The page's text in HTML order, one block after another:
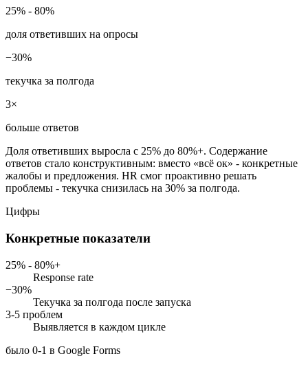
25% - 80%
доля ответивших на опросы
−30%
текучка за полгода
3×
больше ответов
Доля ответивших выросла с 25% до 80%+. Содержание
ответов стало конструктивным: вместо «всё ок» - конкретные
жалобы и предложения. HR смог проактивно решать
проблемы - текучка снизилась на 30% за полгода.
Цифры
Конкретные показатели
25% - 80%+
Response rate
−30%
Текучка за полгода после запуска
3-5 проблем
Выявляется в каждом цикле
было 0-1 в Google Forms